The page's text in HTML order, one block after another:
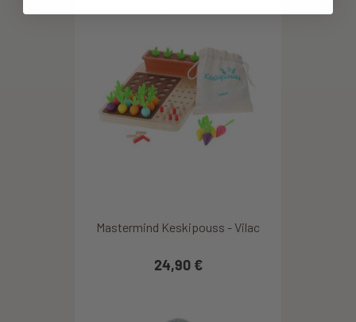
Mastermind Keskipouss - Vilac
24,90 €